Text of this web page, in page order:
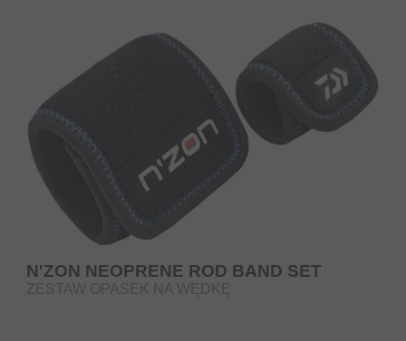
N'ZON NEOPRENE ROD BAND SET
ZESTAW OPASEK NA WĘDKĘ